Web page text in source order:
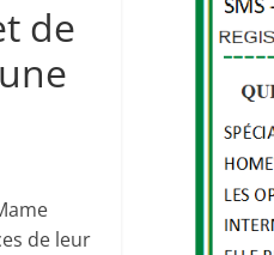
de
de leur